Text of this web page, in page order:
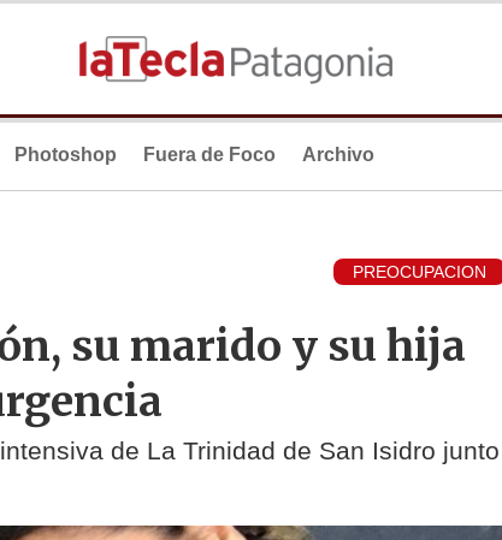
Photoshop Fuera de Foco Archivo
PREOCUPACION
su marido y su hija
de La Trinidad de San Isidro junto